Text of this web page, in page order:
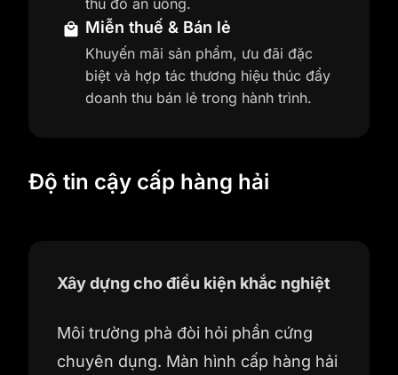
thu đồ ăn uống.
Miễn thuế & Bán lẻ
Khuyến mãi sản phẩm, ưu đãi đặc
biệt và hợp tác thương hiệu thúc đẩy
doanh thu bán lẻ trong hành trình.
Độ tin cậy cấp hàng hải
Xây dựng cho điều kiện khắc nghiệt
Môi trường phà đòi hỏi phần cứng
chuyên dụng. Màn hình cấp hàng hải